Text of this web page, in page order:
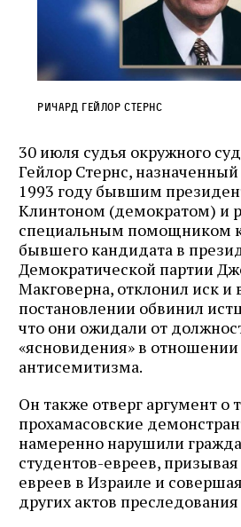
Ричард Гейлор Стернс
30 июля судья окружного
Гейлор Стернс,
1993 году бывшим
Клинтоном (демократом) и
специальным помощником
бывшего кандидата в
Демократической партии
Макговерна, отклонил иск и
постановлении обвинил
что они ожидали от
«ясновидения» в отношении
антисемитизма.
Он также отверг аргумент о
прохамасовские
намеренно нарушили
студентов-евреев,
евреев в Израиле и
других актов